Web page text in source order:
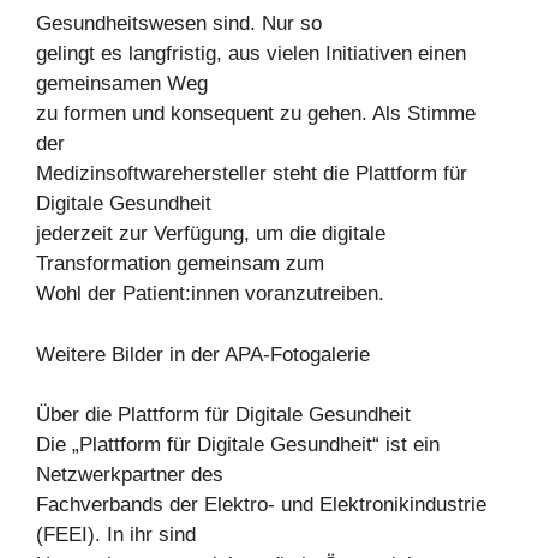
Gesundheitswesen sind. Nur so
gelingt es langfristig, aus vielen Initiativen einen
gemeinsamen Weg
zu formen und konsequent zu gehen. Als Stimme
der
Medizinsoftwarehersteller steht die Plattform für
Digitale Gesundheit
jederzeit zur Verfügung, um die digitale
Transformation gemeinsam zum
Wohl der Patient:innen voranzutreiben.
Weitere Bilder in der APA-Fotogalerie
Über die Plattform für Digitale Gesundheit
Die „Plattform für Digitale Gesundheit“ ist ein
Netzwerkpartner des
Fachverbands der Elektro- und Elektronikindustrie
(FEEI). In ihr sind